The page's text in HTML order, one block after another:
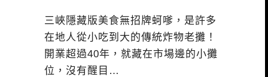
三峽隱藏版美食無招牌蚵嗲，是許多
在地人從小吃到大的傳統炸物老攤！
開業超過40年，就藏在市場邊的小攤
位，沒有醒目…